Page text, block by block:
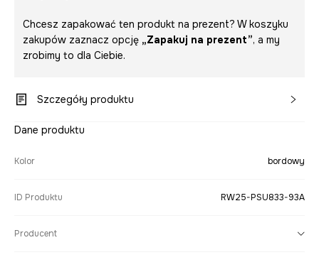
Chcesz zapakować ten produkt na prezent? W koszyku
zakupów zaznacz opcję „Zapakuj na prezent”, a my
zrobimy to dla Ciebie.
Szczegóły produktu
Dane produktu
Kolor bordowy
ID Produktu RW25-PSU833-93A
Producent